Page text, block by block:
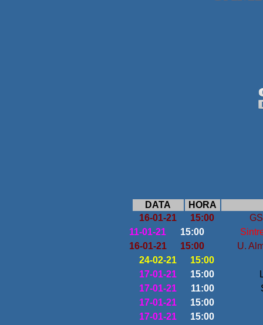
DATA
HORA
16-01-21
15:00
11-01-21
15:00
16-01-21
15:00
U.
24-02-21
15:00
17-01-21
15:00
17-01-21
11:00
17-01-21
15:00
17-01-21
15:00